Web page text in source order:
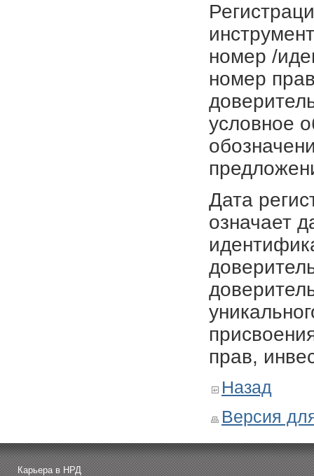
номер /
номер
условное
Дата
означает
прав,
Назад
Версия
Карьера в НРД